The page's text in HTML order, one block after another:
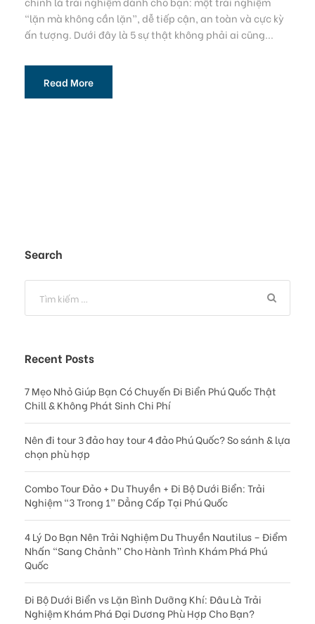
“lặn mà không cần lặn”, dễ tiếp cận, an toàn và cực kỳ
ấn tượng. Dưới đây là 5 sự thật không phải ai cũng...
Read More
Search
Recent Posts
7 Mẹo Nhỏ Giúp Bạn Có Chuyến Đi Biển Phú Quốc Thật
Chill & Không Phát Sinh Chi Phí
Nên đi tour 3 đảo hay tour 4 đảo Phú Quốc? So sánh & lựa
chọn phù hợp
Combo Tour Đảo + Du Thuyền + Đi Bộ Dưới Biển: Trải
Nghiệm “3 Trong 1” Đẳng Cấp Tại Phú Quốc
4 Lý Do Bạn Nên Trải Nghiệm Du Thuyền Nautilus – Điểm
Nhấn “Sang Chảnh” Cho Hành Trình Khám Phá Phú
Quốc
Đi Bộ Dưới Biển vs Lặn Bình Dưỡng Khí: Đâu Là Trải
Nghiệm Khám Phá Đại Dương Phù Hợp Cho Bạn?